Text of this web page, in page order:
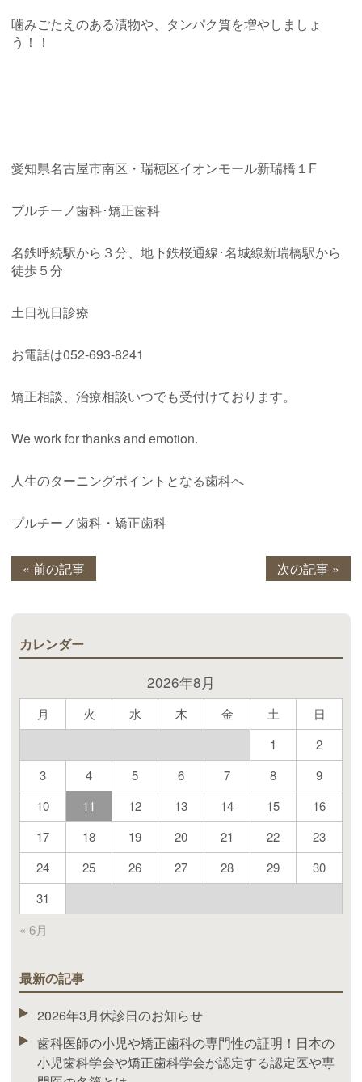
噛みごたえのある漬物や、タンパク質を増やしましょ
う！！
愛知県名古屋市南区・瑞穂区イオンモール新瑞橋１ F
プルチーノ歯科･矯正歯科
名鉄呼続駅から３分、地下鉄桜通線･名城線新瑞橋駅から
徒歩５分
土日祝日診療
お電話は052-693-8241
矯正相談、治療相談いつでも受付けております。
We work for thanks and emotion.
人生のターニングポイントとなる歯科へ
プルチーノ歯科・矯正歯科
« 前の記事 次の記事 »
カレンダー
2026年8月
月 火 水 木 金 土 日
« 6月
1
2
3
4 5 6 7 8
9
10
11 12 13 14 15
16
17
18 19 20 21 22
23
24
25 26 27 28 29
30
31
最新の記事
2026年3月休診日のお知らせ
歯科医師の小児や矯正歯科の専門性の証明！日本の
小児歯科学会や矯正歯科学会が認定する認定医や専